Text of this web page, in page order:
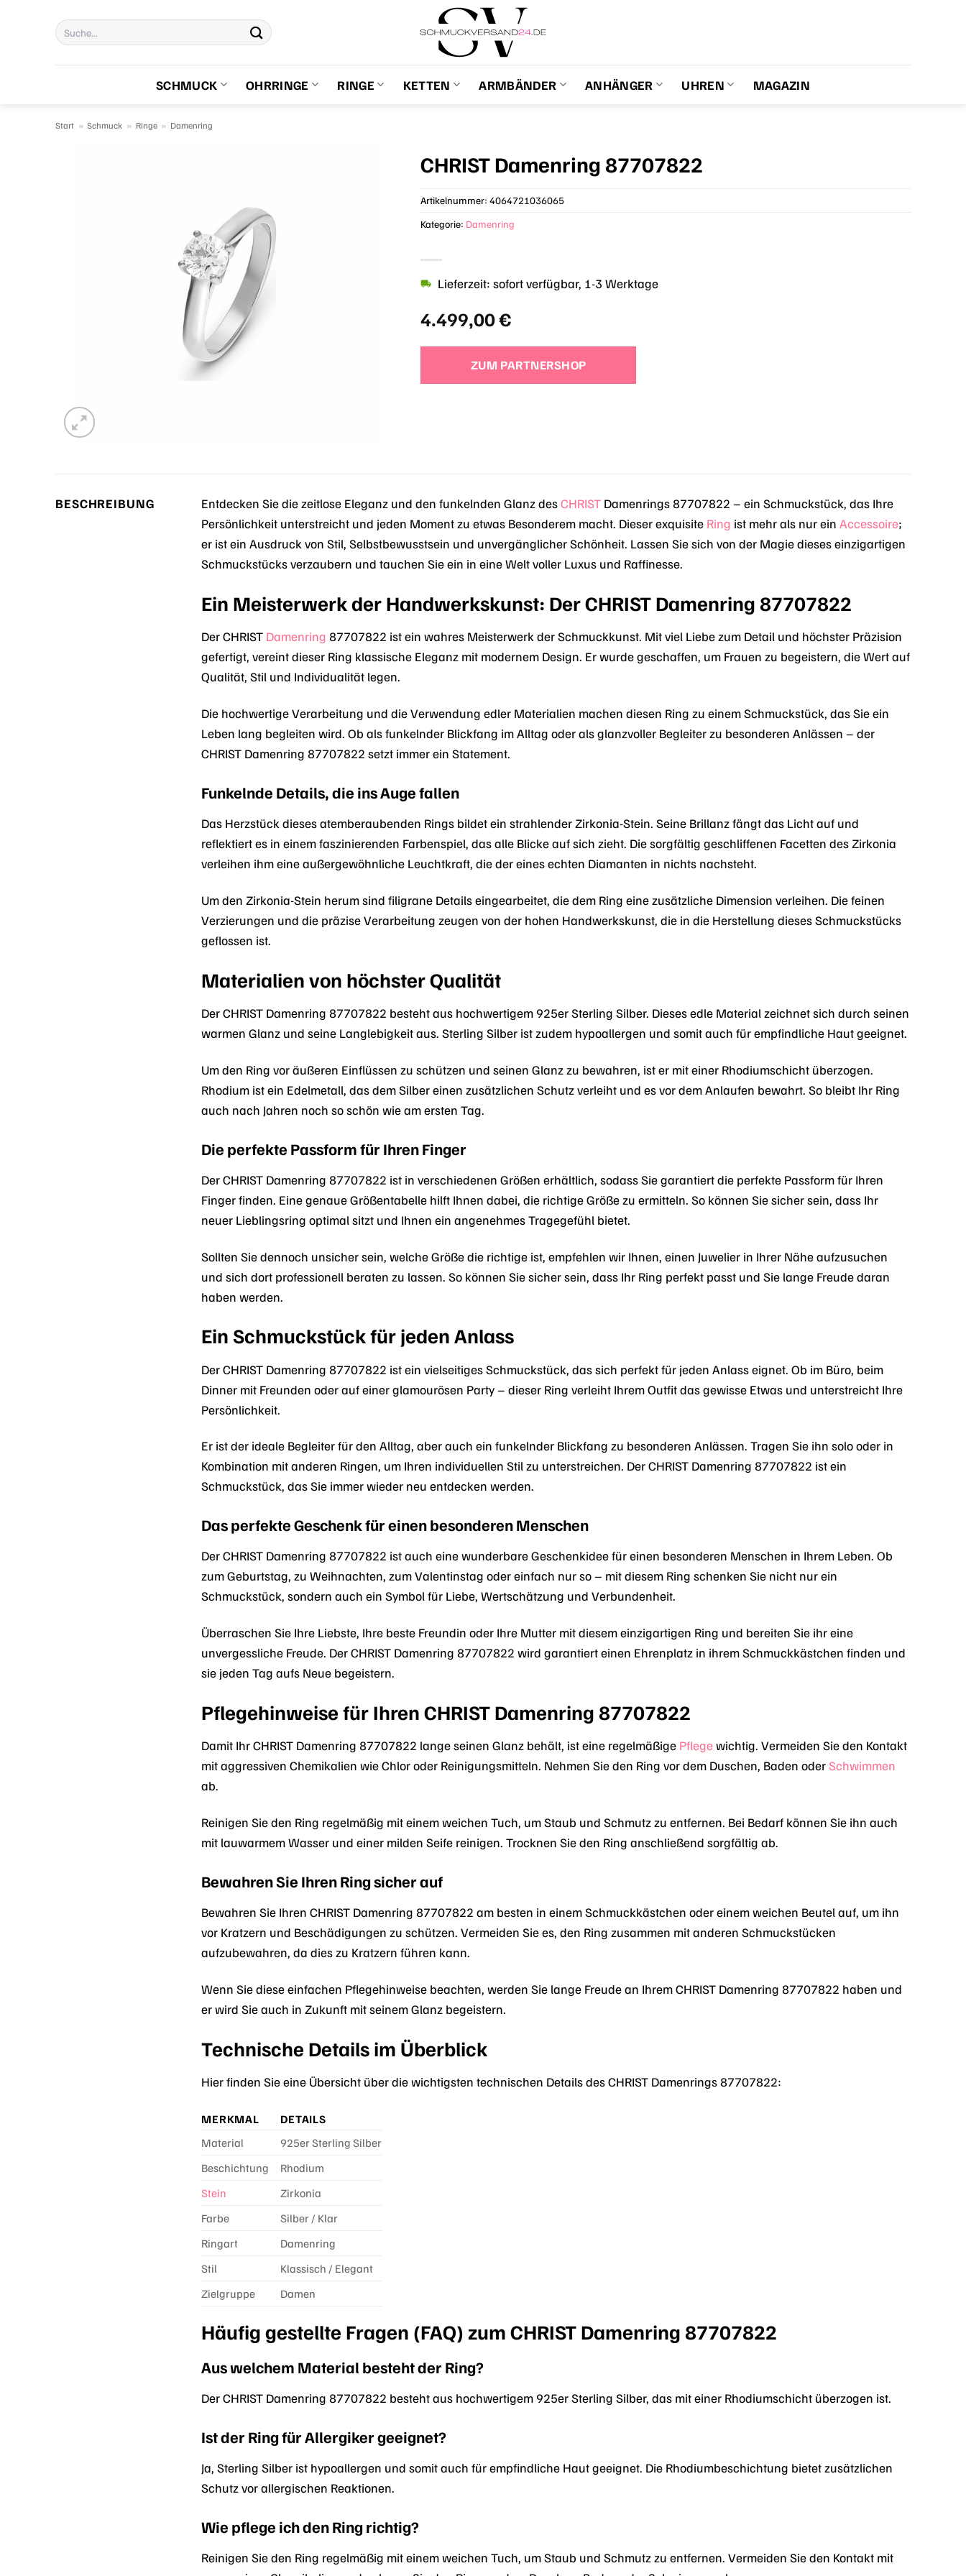
Suchen
nach:
SCHMUCK OHRRINGE RINGE KETTEN ARMBÄNDER ANHÄNGER UHREN MAGAZIN
Start » Schmuck » Ringe » Damenring
CHRIST Damenring 87707822
4.499,00€
Lieferzeit: sofort verfügbar, 1-3 Werktage
ZUM PARTNERSHOP
Artikelnummer:4064721036065
Kategorie: Damenring
BESCHREIBUNG Entdecken Sie die zeitlose Eleganz und den funkelnden Glanz desCHRIST Damenrings 87707822 – ein Schmuckstück, das Ihre
Persönlichkeit unterstreicht und jeden Moment zu etwas Besonderem macht. Dieser exquisite Ring ist mehr als nur einAccessoire;
er ist ein Ausdruck von Stil, Selbstbewusstsein und unvergänglicher Schönheit. Lassen Sie sich von der Magie dieses einzigartigen
Schmuckstücks verzaubern und tauchen Sie ein in eine Welt voller Luxus und Raffinesse.
Ein Meisterwerk der Handwerkskunst: Der CHRIST Damenring 87707822
Der CHRIST Damenring 87707822 ist ein wahres Meisterwerk der Schmuckkunst. Mit viel Liebe zum Detail und höchster Präzision
gefertigt, vereint dieser Ring klassische Eleganz mit modernem Design. Er wurde geschaffen, um Frauen zu begeistern, die Wert auf
Qualität, Stil und Individualität legen.
Die hochwertige Verarbeitung und die Verwendung edler Materialien machen diesen Ring zu einem Schmuckstück, das Sie ein
Leben lang begleiten wird. Ob als funkelnder Blickfang im Alltag oder als glanzvoller Begleiter zu besonderen Anlässen – der
CHRIST Damenring 87707822 setzt immer ein Statement.
Funkelnde Details, die ins Auge fallen
Das Herzstück dieses atemberaubenden Rings bildet ein strahlender Zirkonia-Stein. Seine Brillanz fängt das Licht auf und
reflektiert es in einem faszinierenden Farbenspiel, das alle Blicke auf sich zieht. Die sorgfältig geschliffenen Facetten des Zirkonia
verleihen ihm eine außergewöhnliche Leuchtkraft, die der eines echten Diamanten in nichts nachsteht.
Um den Zirkonia-Stein herum sind filigrane Details eingearbeitet, die dem Ring eine zusätzliche Dimension verleihen. Die feinen
Verzierungen und die präzise Verarbeitung zeugen von der hohen Handwerkskunst, die in die Herstellung dieses Schmuckstücks
geflossen ist.
Materialien von höchster Qualität
Der CHRIST Damenring 87707822 besteht aus hochwertigem 925er Sterling Silber. Dieses edle Material zeichnet sich durch seinen
warmen Glanz und seine Langlebigkeit aus. Sterling Silber ist zudem hypoallergen und somit auch für empfindliche Haut geeignet.
Um den Ring vor äußeren Einflüssen zu schützen und seinen Glanz zu bewahren, ist er mit einer Rhodiumschicht überzogen.
Rhodium ist ein Edelmetall, das dem Silber einen zusätzlichen Schutz verleiht und es vor dem Anlaufen bewahrt. So bleibt Ihr Ring
auch nach Jahren noch so schön wie am ersten Tag.
Die perfekte Passform für Ihren Finger
Der CHRIST Damenring 87707822 ist in verschiedenen Größen erhältlich, sodass Sie garantiert die perfekte Passform für Ihren
Finger finden. Eine genaue Größentabelle hilft Ihnen dabei, die richtige Größe zu ermitteln. So können Sie sicher sein, dass Ihr
neuer Lieblingsring optimal sitzt und Ihnen ein angenehmes Tragegefühl bietet.
Sollten Sie dennoch unsicher sein, welche Größe die richtige ist, empfehlen wir Ihnen, einen Juwelier in Ihrer Nähe aufzusuchen
und sich dort professionell beraten zu lassen. So können Sie sicher sein, dass Ihr Ring perfekt passt und Sie lange Freude daran
haben werden.
Ein Schmuckstück für jeden Anlass
Der CHRIST Damenring 87707822 ist ein vielseitiges Schmuckstück, das sich perfekt für jeden Anlass eignet. Ob im Büro, beim
Dinner mit Freunden oder auf einer glamourösen Party – dieser Ring verleiht Ihrem Outfit das gewisse Etwas und unterstreicht Ihre
Persönlichkeit.
Er ist der ideale Begleiter für den Alltag, aber auch ein funkelnder Blickfang zu besonderen Anlässen. Tragen Sie ihn solo oder in
Kombination mit anderen Ringen, um Ihren individuellen Stil zu unterstreichen. Der CHRIST Damenring 87707822 ist ein
Schmuckstück, das Sie immer wieder neu entdecken werden.
Das perfekte Geschenk für einen besonderen Menschen
Der CHRIST Damenring 87707822 ist auch eine wunderbare Geschenkidee für einen besonderen Menschen in Ihrem Leben. Ob
zum Geburtstag, zu Weihnachten, zum Valentinstag oder einfach nur so – mit diesem Ring schenken Sie nicht nur ein
Schmuckstück, sondern auch ein Symbol für Liebe, Wertschätzung und Verbundenheit.
Überraschen Sie Ihre Liebste, Ihre beste Freundin oder Ihre Mutter mit diesem einzigartigen Ring und bereiten Sie ihr eine
unvergessliche Freude. Der CHRIST Damenring 87707822 wird garantiert einen Ehrenplatz in ihrem Schmuckkästchen finden und
sie jeden Tag aufs Neue begeistern.
Pflegehinweise für Ihren CHRIST Damenring 87707822
Damit Ihr CHRIST Damenring 87707822 lange seinen Glanz behält, ist eine regelmäßige Pflegewichtig. Vermeiden Sie den Kontakt
mit aggressiven Chemikalien wie Chlor oder Reinigungsmitteln. Nehmen Sie den Ring vor dem Duschen, Baden oderSchwimmen
ab.
Reinigen Sie den Ring regelmäßig mit einem weichen Tuch, um Staub und Schmutz zu entfernen. Bei Bedarf können Sie ihn auch
mit lauwarmem Wasser und einer milden Seife reinigen. Trocknen Sie den Ring anschließend sorgfältig ab.
Bewahren Sie Ihren Ring sicher auf
Bewahren Sie Ihren CHRIST Damenring 87707822 am besten in einem Schmuckkästchen oder einem weichen Beutel auf, um ihn
vor Kratzern und Beschädigungen zu schützen. Vermeiden Sie es, den Ring zusammen mit anderen Schmuckstücken
aufzubewahren, da dies zu Kratzern führen kann.
Wenn Sie diese einfachen Pflegehinweise beachten, werden Sie lange Freude an Ihrem CHRIST Damenring 87707822 haben und
er wird Sie auch in Zukunft mit seinem Glanz begeistern.
Technische Details im Überblick
Hier finden Sie eine Übersicht über die wichtigsten technischen Details des CHRIST Damenrings 87707822:
MERKMAL
DETAILS
Material
925er Sterling Silber
Beschichtung
Rhodium
Stein
Zirkonia
Farbe
Silber / Klar
Ringart
Damenring
Stil
Klassisch / Elegant
Zielgruppe
Damen
Häufig gestellte Fragen (FAQ) zum CHRIST Damenring 87707822
Aus welchem Material besteht der Ring?
Der CHRIST Damenring 87707822 besteht aus hochwertigem 925er Sterling Silber, das mit einer Rhodiumschicht überzogen ist.
Ist der Ring für Allergiker geeignet?
Ja, Sterling Silber ist hypoallergen und somit auch für empfindliche Haut geeignet. Die Rhodiumbeschichtung bietet zusätzlichen
Schutz vor allergischen Reaktionen.
Wie pflege ich den Ring richtig?
Reinigen Sie den Ring regelmäßig mit einem weichen Tuch, um Staub und Schmutz zu entfernen. Vermeiden Sie den Kontakt mit